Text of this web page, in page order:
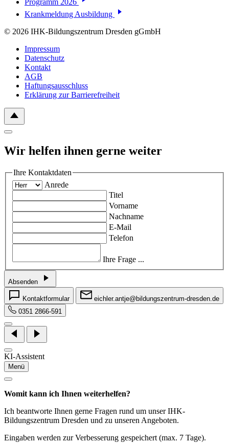
Programm 2026
Krankmeldung Ausbildung
© 2026 IHK-Bildungszentrum Dresden gGmbH
Impressum
Datenschutz
Kontakt
AGB
Haftungsausschluss
Erklärung zur Barrierefreiheit
Wir helfen ihnen gerne weiter
Ihre Kontaktdaten
Anrede
Titel
Vorname
Nachname
E-Mail
Telefon
Ihre Frage ...
Absenden
Kontaktformular
eichler.antje@bildungszentrum-dresden.de
0351 2866-591
KI-Assistent
Menü
Womit kann ich Ihnen weiterhelfen?
Ich beantworte Ihnen gerne Fragen rund um unser IHK-
Bildungszentrum Dresden und zu unseren Angeboten.
Eingaben werden zur Verbesserung gespeichert (max. 7 Tage).